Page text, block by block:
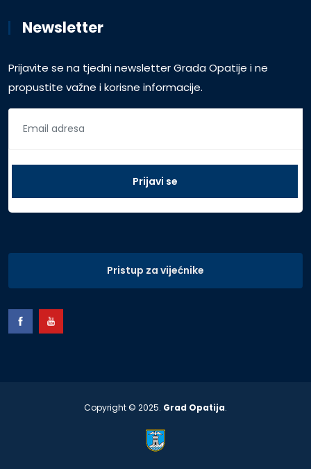
Newsletter
Prijavite se na tjedni newsletter Grada Opatije i ne
propustite važne i korisne informacije.
Pristup za vijećnike
Copyright © 2025. Grad Opatija.